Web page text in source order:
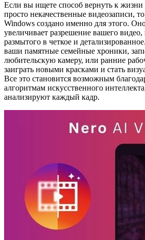
Если вы ищете способ вернуть к жизни
просто некачественные видеозаписи,
Windows создано именно для этого.
увеличивает разрешение вашего видео,
размытого в четкое и
ваши памятные семейные хроники,
любительскую камеру, или ранние
заиграть новыми красками и стать
Все это становится возможным
алгоритмам искусственного
анализируют каждый кадр.